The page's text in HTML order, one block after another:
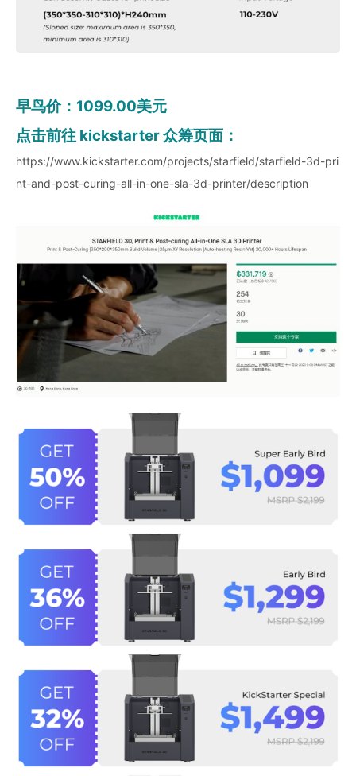
早鸟价：1099.00美元
点击前往 kickstarter 众筹页面：
https://www.kickstarter.com/projects/starfield/starfield-3d-pri
nt-and-post-curing-all-in-one-sla-3d-printer/description